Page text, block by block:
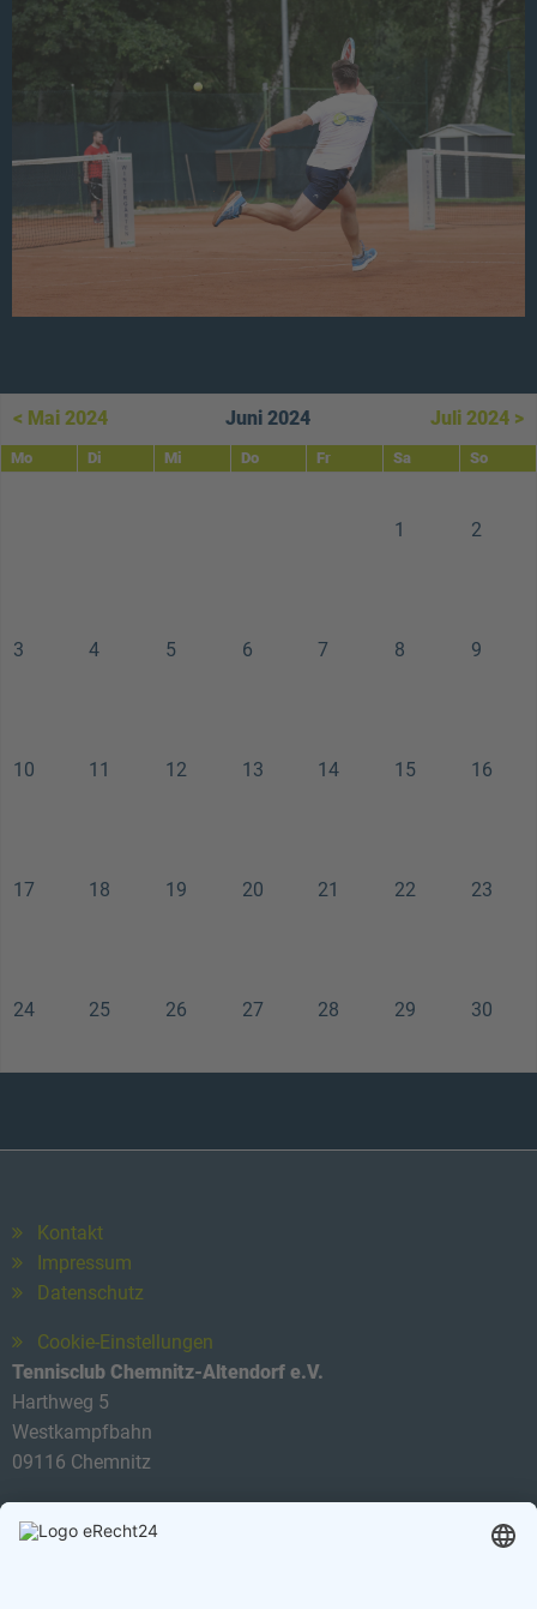
< Mai 2024 Juni 2024 Juli 2024 >
Mo Di Mi Do Fr Sa So
1 2
3 4 5 6 7 8 9
10 11 12 13 14 15 16
17 18 19 20 21 22 23
24 25 26 27 28 29 30
Kontakt
Impressum
Datenschutz
Cookie-Einstellungen
Tennisclub Chemnitz-Altendorf e.V.
Harthweg 5
Westkampfbahn
09116 Chemnitz
E-Mail:info@tca-ev.de